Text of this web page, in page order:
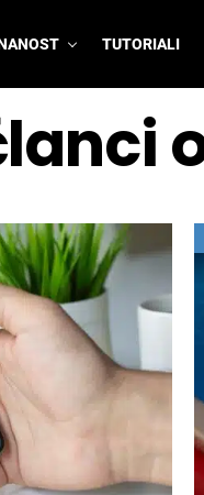
TUTORIALI